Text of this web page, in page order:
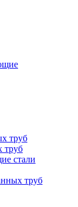
труб
труб
стали
труб